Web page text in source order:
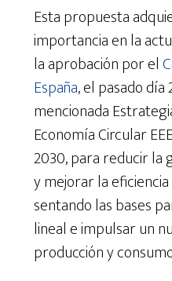
Esta propuesta
importancia en la
la aprobación por el
España, el pasado día
mencionada
Economía Circular
2030, para reducir la
y mejorar la
sentando las bases
lineal e impulsar un
producción y